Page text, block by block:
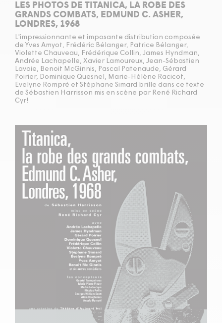
LES PHOTOS DE TITANICA, LA ROBE DES
GRANDS COMBATS, EDMUND C. ASHER,
LONDRES, 1968
L'impressionnante et imposante distribution composée
de Yves Amyot, Frédéric Bélanger, Patrice Bélanger,
Violette Chauveau, Frédérique Collin, James Hyndman,
Andrée Lachapelle, Xavier Lamoureux, Jean-Sébastien
Lavoie, Benoit McGinnis, Pascal Patenaude, Gérard
Poirier, Dominique Quesnel, Marie-Hélène Racicot,
Evelyne Rompré et Stéphane Simard brille dans ce texte
de Sébastien Harrisson mis en scène par René Richard
Cyr!